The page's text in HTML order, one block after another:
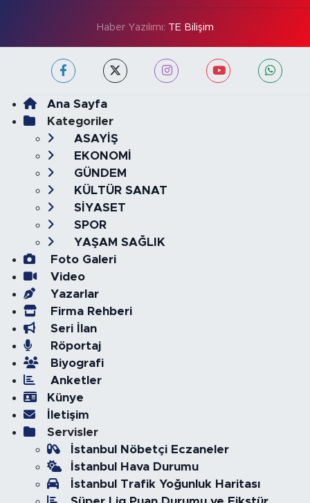
Haber Yazılımı: TE Bilişim
Ana Sayfa
Kategoriler
ASAYİŞ
EKONOMİ
GÜNDEM
KÜLTÜR SANAT
SİYASET
SPOR
YAŞAM SAĞLIK
Foto Galeri
Video
Yazarlar
Firma Rehberi
Seri İlan
Röportaj
Biyografi
Anketler
Künye
İletişim
Servisler
İstanbul Nöbetçi Eczaneler
İstanbul Hava Durumu
İstanbul Trafik Yoğunluk Haritası